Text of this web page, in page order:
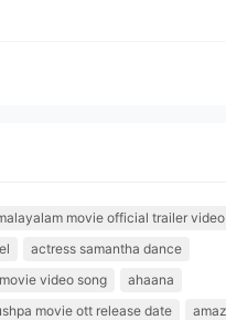
movie official trailer video
actress samantha dance
video song
ahaana
movie ott release date